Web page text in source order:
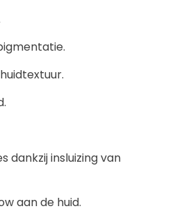
dankzij insluizing van
aan de huid.